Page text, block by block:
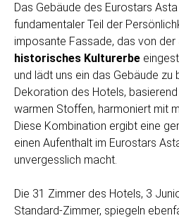
Das Gebäude des Eurostars
fundamentaler Teil der
imposante Fassade, das von der
historisches Kulturerbe
und lädt uns ein das Gebäude zu
Dekoration des Hotels,
warmen Stoffen, harmoniert mit
Diese Kombination ergibt eine
einen Aufenthalt im Eurostars
unvergesslich macht.
Die 31 Zimmer des Hotels, 3
Standard-Zimmer, spiegeln